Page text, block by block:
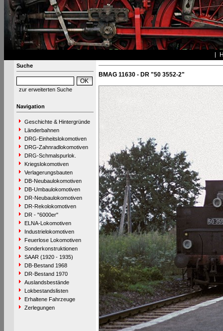
Suche
zur erweiterten Suche
Navigation
Geschichte & Hintergründe
Länderbahnen
DRG-Einheitslokomotiven
DRG-Zahnradlokomotiven
DRG-Schmalspurlok.
Kriegslokomotiven
Verlagerungsbauten
DB-Neubaulokomotiven
DB-Umbaulokomotiven
DR-Neubaulokomotiven
DR-Rekolokomotiven
DR - "6000er"
ELNA-Lokomotiven
Industrielokomotiven
Feuerlose Lokomotiven
Sonderkonstruktionen
SAAR (1920 - 1935)
DB-Bestand 1968
DR-Bestand 1970
Auslandsbestände
Lokbestandslisten
Erhaltene Fahrzeuge
Zerlegungen
BMAG 11630 - DR "50 3552-2"